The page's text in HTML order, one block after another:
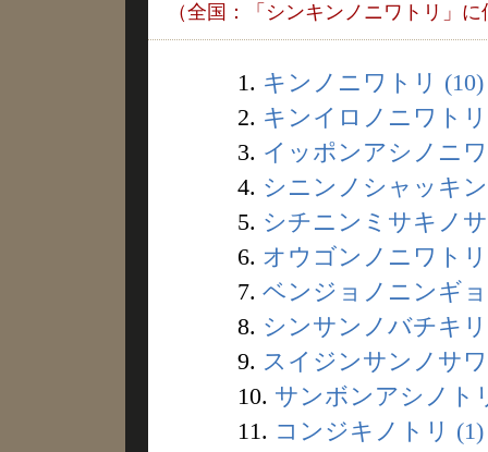
（全国：「シンキンノニワトリ」
1. キンノニワトリ (10)
2. キンイロノニワト
3. イッポンアシノニ
4. シニンノシャッキ
5. シチニンミサキノ
6. オウゴンノニワト
7. ベンジョノニンギ
8. シンサンノバチキ
9. スイジンサンノサ
10. サンボンアシノト
11. コンジキノトリ (1)